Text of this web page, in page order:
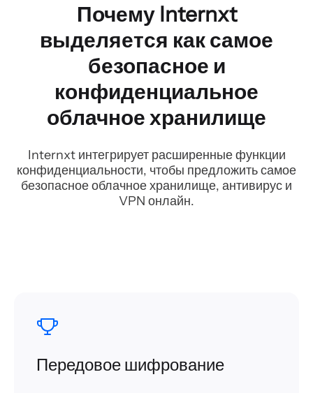
Почему Internxt
выделяется как самое
безопасное и
конфиденциальное
облачное хранилище
Internxt интегрирует расширенные функции
конфиденциальности, чтобы предложить самое
безопасное облачное хранилище, антивирус и
VPN онлайн.
Передовое шифрование